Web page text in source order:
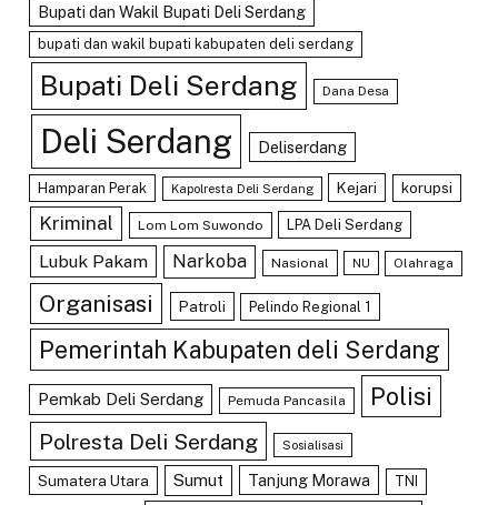
Bupati dan Wakil Bupati Deli Serdang
bupati dan wakil bupati kabupaten deli serdang
Bupati Deli Serdang Dana Desa
Deli Serdang Deliserdang
Hamparan Perak Kapolresta Deli Serdang Kejari korupsi
Kriminal Lom Lom Suwondo LPA Deli Serdang
Lubuk Pakam Narkoba Nasional NU Olahraga
Organisasi Patroli Pelindo Regional 1
Pemerintah Kabupaten deli Serdang
Pemkab Deli Serdang Pemuda Pancasila Polisi
Polresta Deli Serdang Sosialisasi
Sumatera Utara Sumut Tanjung Morawa TNI